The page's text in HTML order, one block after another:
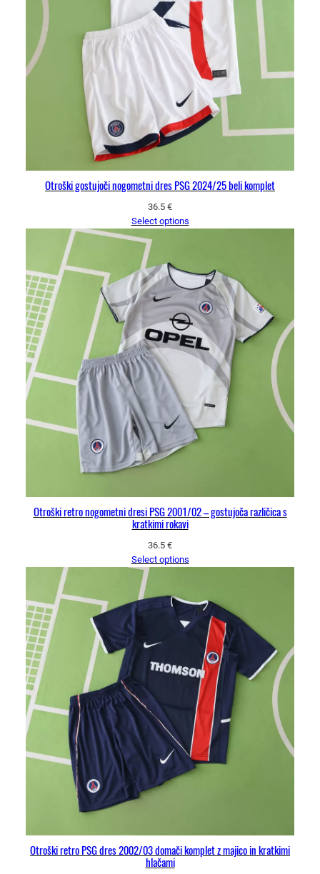
Otroški gostujoči nogometni dres PSG 2024/25 beli komplet
36.5 €
Select options
Otroški retro nogometni dresi PSG 2001/02 – gostujoča različica s
kratkimi rokavi
36.5 €
Select options
Otroški retro PSG dres 2002/03 domači komplet z majico in kratkimi
hlačami